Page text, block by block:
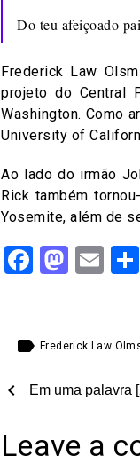
Do teu afeiçoado
Frederick Law
projeto do Central
Washington. Como
University of
Ao lado do irmão
Rick também
Yosemite, além de
label Frederick Law
chevron_left Em uma palavra
Leave a